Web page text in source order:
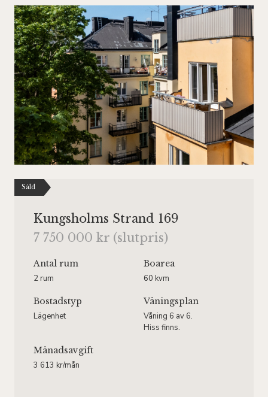
Såld
Kungsholms Strand 169
7 750 000 kr (slutpris)
Antal rum
2 rum
Boarea
60 kvm
Bostadstyp
Lägenhet
Våningsplan
Våning 6 av 6.
Hiss finns.
Månadsavgift
3 613 kr/mån